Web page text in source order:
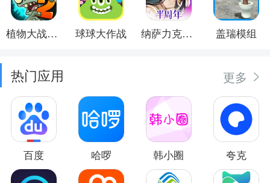
植物大战僵尸2 球球大作战 纳萨力克之王 盖瑞模组
热门应用 更多
百度 哈啰 韩小圈 夸克